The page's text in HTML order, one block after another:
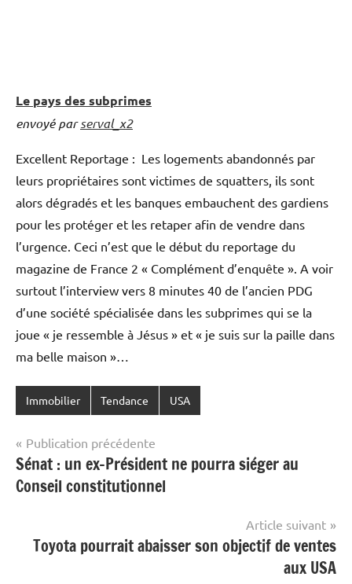
Le pays des subprimes
envoyé parserval_x2
Excellent Reportage : Les logements abandonnés par
leurs propriétaires sont victimes de squatters, ils sont
alors dégradés et les banques embauchent des gardiens
pour les protéger et les retaper afin de vendre dans
l’urgence. Ceci n’est que le début du reportage du
magazine de France 2 « Complément d’enquête ». A voir
surtout l’interview vers 8 minutes 40 de l’ancien PDG
d’une société spécialisée dans les subprimes qui se la
joue « je ressemble à Jésus » et « je suis sur la paille dans
ma belle maison »…
Immobilier Tendance USA
Navigation
de
l’article
Publication précédente
Sénat : un ex-Président ne pourra siéger au
Conseil constitutionnel
Article suivant
Toyota pourrait abaisser son objectif de ventes
aux USA